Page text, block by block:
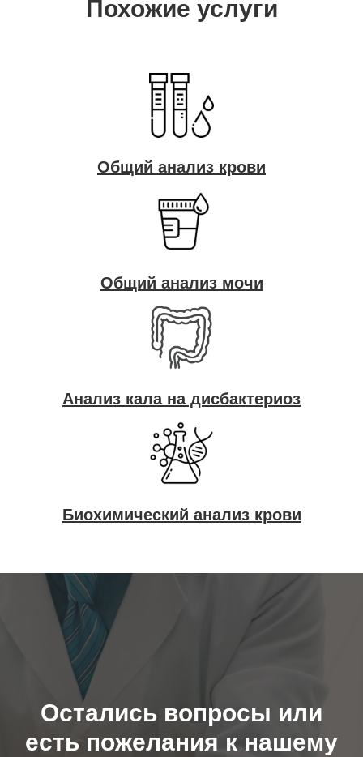
Похожие услуги
Общий анализ крови
Общий анализ мочи
Анализ кала на дисбактериоз
Биохимический анализ крови
Остались вопросы или
есть пожелания к нашему